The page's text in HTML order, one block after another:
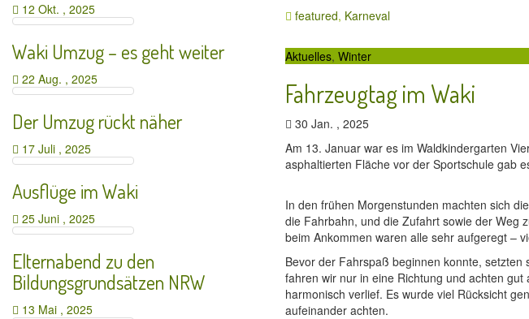
featured, Karneval
Aktuelles, Winter
Fahrzeugtag im Waki
30 Jan. , 2025
Am 13. Januar war es im Waldkindergarten
asphaltierten Fläche vor der Sportschule gab
In den frühen Morgenstunden machten sich
die Fahrbahn, und die Zufahrt sowie der Weg
beim Ankommen waren alle sehr aufgeregt –
Bevor der Fahrspaß beginnen konnte,
fahren wir nur in eine Richtung und achten
harmonisch verlief. Es wurde viel Rücksicht
aufeinander achten.
12 Okt. , 2025
Waki Umzug – es geht weiter
22 Aug. , 2025
Der Umzug rückt näher
17 Juli , 2025
Ausflüge im Waki
25 Juni , 2025
Elternabend zu den
Bildungsgrundsätzen NRW
13 Mai , 2025